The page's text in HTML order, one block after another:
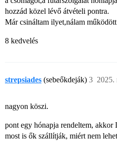
hozzád közel lévő átvételi pontra.
Már csináltam ilyet,nálam
8 kedvelés
strepsiades (sebeőkdeják) 2025.
3
nagyon köszi.
pont egy hónapja rendeltem, akkor
most is ők szállítják, miért nem